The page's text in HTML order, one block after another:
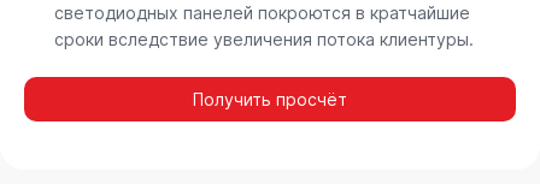
светодиодных панелей покроются в кратчайшие
сроки вследствие увеличения потока клиентуры.
Получить просчёт